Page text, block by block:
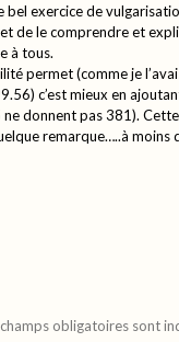
exercice de
de le comprendre et
à tous.
permet (comme je
c’est mieux en
donnent pas 381).
remarque…..à moins
obligatoires sont